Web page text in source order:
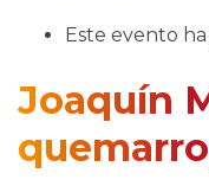
Este evento ha
Joaquín